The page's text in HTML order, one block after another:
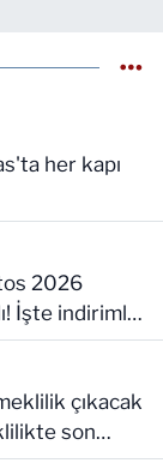
İşte indirimli
son